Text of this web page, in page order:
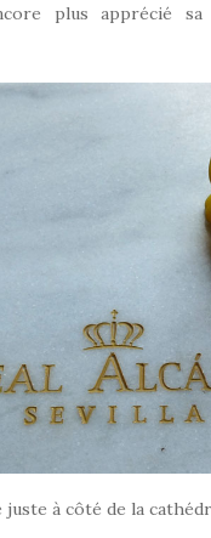
plus apprécié
à côté de la